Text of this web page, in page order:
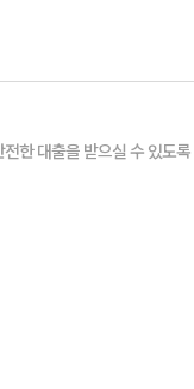
한 대출을 받으실 수 있도록